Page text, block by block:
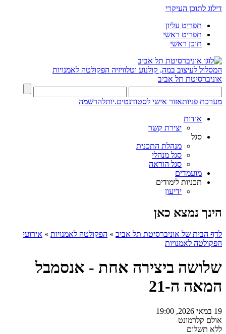
דילוג לתוכן העיקרי
תפריט עליון
תפריט ראשי
תוכן ראשי
המסלול לעיצוב במה, קולנוע וטלוויזיה הפקולטה לאמנויות
אוניברסיטת תל אביב
מערכת פניותאזור אישי לסטודנטים.יותלהרשמה
אודות
יצירת קשר
סגל
מנהלת התכנית
סגל מנהלי
סגל הוראה
מועמדים
תכניות לימודים
ידיעון
הינך נמצא כאן
לדף הבית של אוניברסיטת תל אביב » הפקולטה לאמנויות » אירועי
הפקולטה לאמנויות
שלושה ביצירה אחת - אנסמבל
המאה ה-21
19 במאי 2026, 19:00
אולם קלרמונט
ללא תשלום